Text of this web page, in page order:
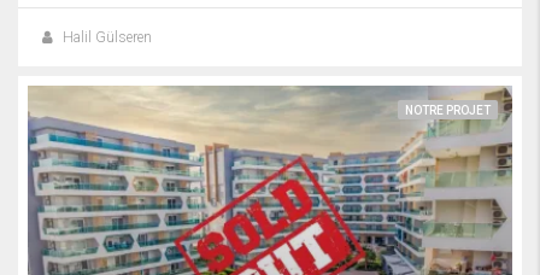
Halil Gülseren
NOTRE PROJET